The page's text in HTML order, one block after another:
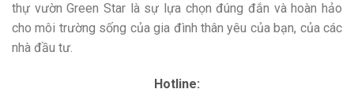
thự vườn Green Star là sự lựa chọn đúng đắn và hoàn hảo
cho môi trường sống của gia đình thân yêu của bạn, của các
nhà đầu tư.
Hotline: